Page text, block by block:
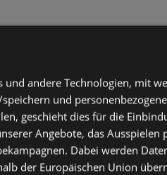
und andere Technologien, mit
und
geschieht dies für die
Angebote, das Ausspielen
Dabei werden
der Europäischen Union